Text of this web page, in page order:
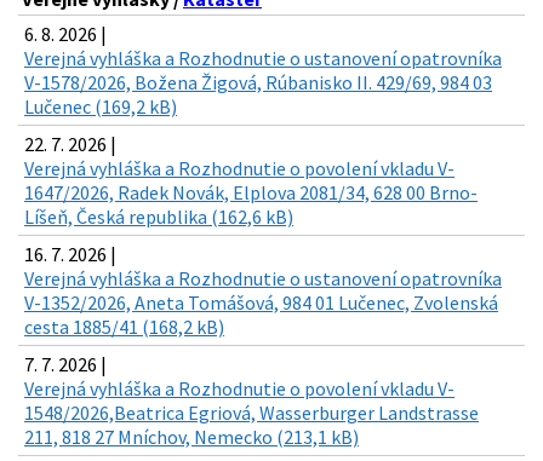
6. 8. 2026 |
Verejná vyhláška a Rozhodnutie o ustanovení opatrovníka
V-1578/2026, Božena Žigová, Rúbanisko II. 429/69, 984 03
Lučenec (169,2 kB)
22. 7. 2026 |
Verejná vyhláška a Rozhodnutie o povolení vkladu V-
1647/2026, Radek Novák, Elplova 2081/34, 628 00 Brno-
Líšeň, Česká republika (162,6 kB)
16. 7. 2026 |
Verejná vyhláška a Rozhodnutie o ustanovení opatrovníka
V-1352/2026, Aneta Tomášová, 984 01 Lučenec, Zvolenská
cesta 1885/41 (168,2 kB)
7. 7. 2026 |
Verejná vyhláška a Rozhodnutie o povolení vkladu V-
1548/2026,Beatrica Egriová, Wasserburger Landstrasse
211, 818 27 Mníchov, Nemecko (213,1 kB)